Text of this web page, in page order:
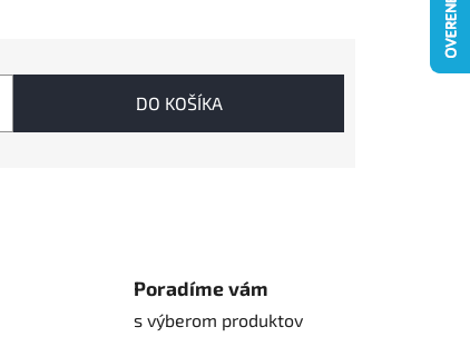
DO KOŠÍKA
Poradíme vám
s výberom produktov